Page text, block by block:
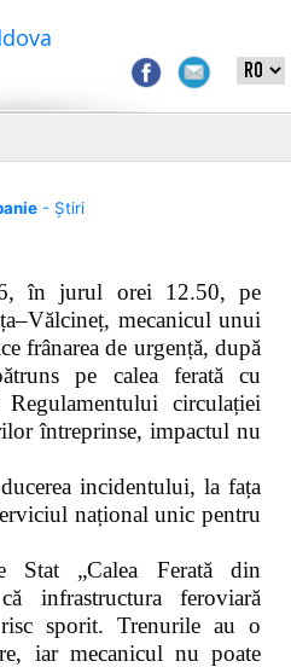
- Știri
în jurul orei 12.50, pe
mecanicul unui
frânarea de urgență, după
pe calea ferată cu
circulației
întreprinse, impactul nu
incidentului, la fața
național unic pentru
Stat „Calea Ferată din
infrastructura feroviară
sporit. Trenurile au o
iar mecanicul nu poate